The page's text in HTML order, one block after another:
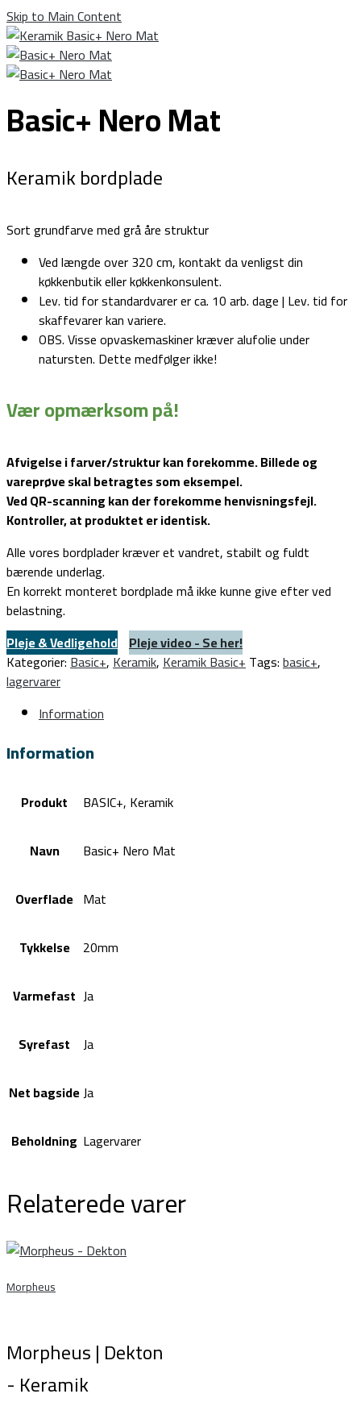
Skip to Main Content
Basic+ Nero Mat
Keramik bordplade
Sort grundfarve med grå åre struktur
Ved længde over 320 cm, kontakt da venligst din
køkkenbutik eller køkkenkonsulent.
Lev. tid for standardvarer er ca. 10 arb. dage | Lev. tid for
skaffevarer kan variere.
OBS. Visse opvaskemaskiner kræver alufolie under
natursten. Dette medfølger ikke!
Vær opmærksom på!
Afvigelse i farver/struktur kan forekomme. Billede og
vareprøve skal betragtes som eksempel.
Ved QR-scanning kan der forekomme henvisningsfejl.
Kontroller, at produktet er identisk.
Alle vores bordplader kræver et vandret, stabilt og fuldt
bærende underlag.
En korrekt monteret bordplade må ikke kunne give efter ved
belastning.
Pleje & Vedligehold Pleje video - Se her!
Kategorier:Basic+,Keramik,Keramik Basic+Tags:basic+,
lagervarer
Information
Information
Produkt
BASIC+, Keramik
Navn
Basic+ Nero Mat
Overflade Mat
Tykkelse 20mm
Varmefast Ja
Syrefast Ja
Net bagsideJa
Beholdning Lagervarer
Relaterede varer
Morpheus
Morpheus | Dekton
- Keramik